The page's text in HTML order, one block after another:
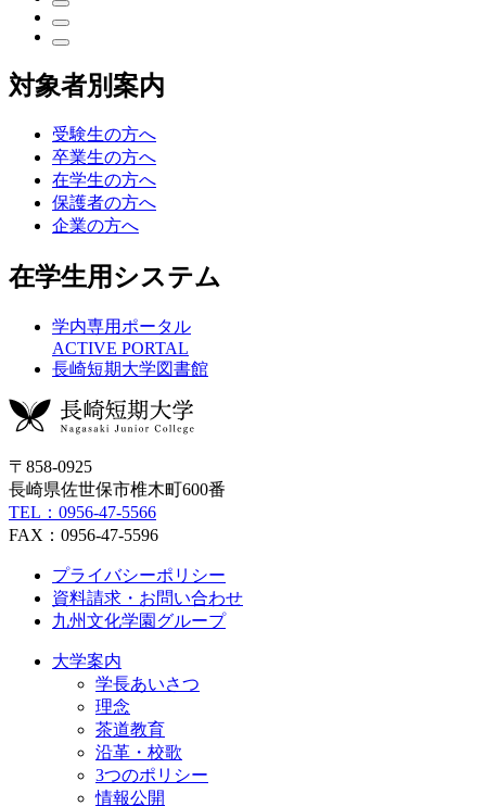
対象者別案内
受験生の方へ
卒業生の方へ
在学生の方へ
保護者の方へ
企業の方へ
在学生用システム
学内専用ポータル
ACTIVE PORTAL
長崎短期大学図書館
〒858-0925
長崎県佐世保市椎木町600番
TEL：0956-47-5566
FAX：0956-47-5596
プライバシーポリシー
資料請求・お問い合わせ
九州文化学園グループ
大学案内
学長あいさつ
理念
茶道教育
沿革・校歌
3つのポリシー
情報公開